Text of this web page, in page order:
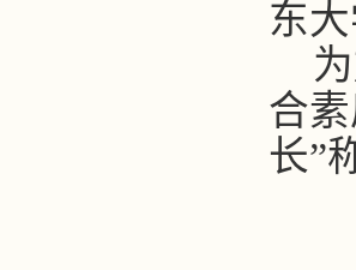
东
合
长”